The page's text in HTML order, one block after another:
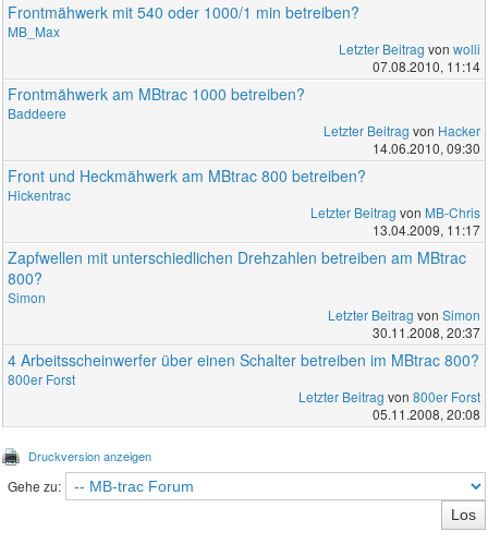
Frontmähwerk mit 540 oder 1000/1 min betreiben?
MB_Max
Letzter Beitrag von wolli
07.08.2010, 11:14
Frontmähwerk am MBtrac 1000 betreiben?
Baddeere
Letzter Beitrag von Hacker
14.06.2010, 09:30
Front und Heckmähwerk am MBtrac 800 betreiben?
Hickentrac
Letzter Beitrag von MB-Chris
13.04.2009, 11:17
Zapfwellen mit unterschiedlichen Drehzahlen betreiben am MBtrac
800?
Simon
Letzter Beitrag von Simon
30.11.2008, 20:37
4 Arbeitsscheinwerfer über einen Schalter betreiben im MBtrac 800?
800er Forst
Letzter Beitrag von 800er Forst
05.11.2008, 20:08
Druckversion anzeigen
Gehe zu: